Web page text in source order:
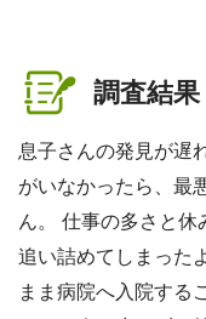
調査結果
息子さんの発見が遅
がいなかったら、最
ん。 仕事の多さと休
追い詰めてしまった
まま病院へ入院する